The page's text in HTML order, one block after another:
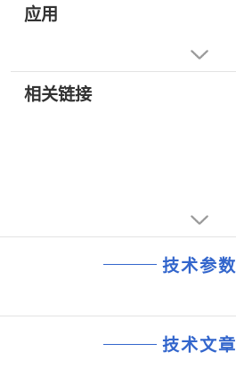
应用
相关链接
技术参数
技术文章